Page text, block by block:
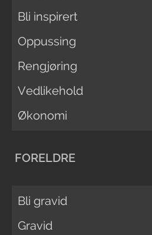
Bli inspirert
Oppussing
Rengjøring
Vedlikehold
Økonomi
FORELDRE
Bli gravid
Gravid